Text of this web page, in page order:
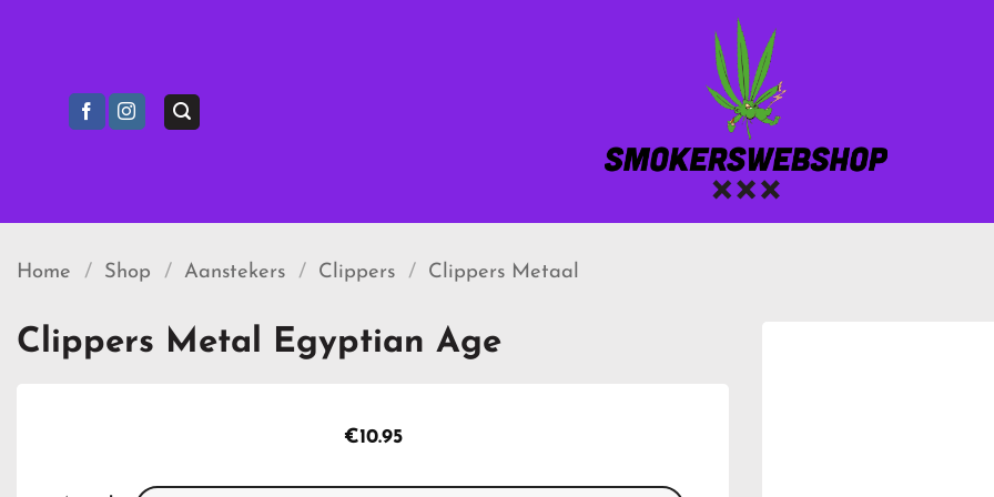
Home / Shop / Aanstekers / Clippers / Clippers Metaal
Clippers Metal Egyptian Age
€10.95